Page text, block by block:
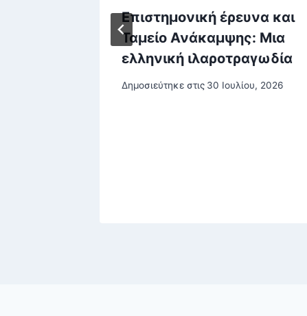
Επιστημονική έρευνα και
Ταμείο Ανάκαμψης: Μια
ελληνική ιλαροτραγωδία
Δημοσιεύτηκε στις 30 Ιουλίου, 2026